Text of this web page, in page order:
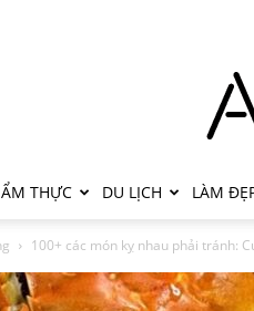
ẨM THỰC DU LỊCH LÀM
100+ các món kỵ nhau phải tránh: